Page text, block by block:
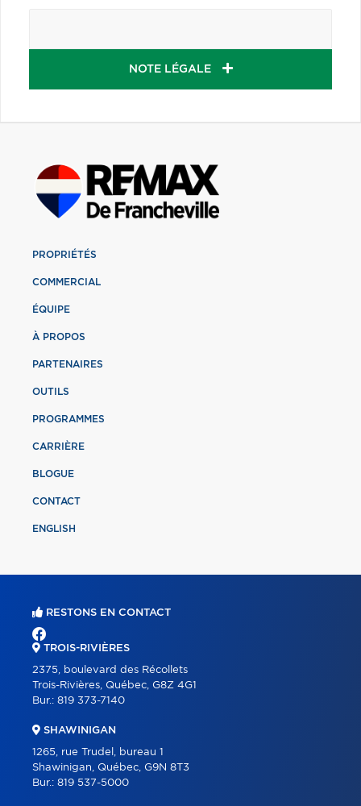
NOTE LÉGALE
PROPRIÉTÉS
COMMERCIAL
ÉQUIPE
À PROPOS
PARTENAIRES
OUTILS
PROGRAMMES
CARRIÈRE
BLOGUE
CONTACT
ENGLISH
RESTONS EN CONTACT
TROIS-RIVIÈRES
2375, boulevard des Récollets
Trois-Rivières, Québec, G8Z 4G1
Bur.: 819 373-7140
SHAWINIGAN
1265, rue Trudel, bureau 1
Shawinigan, Québec, G9N 8T3
Bur.: 819 537-5000